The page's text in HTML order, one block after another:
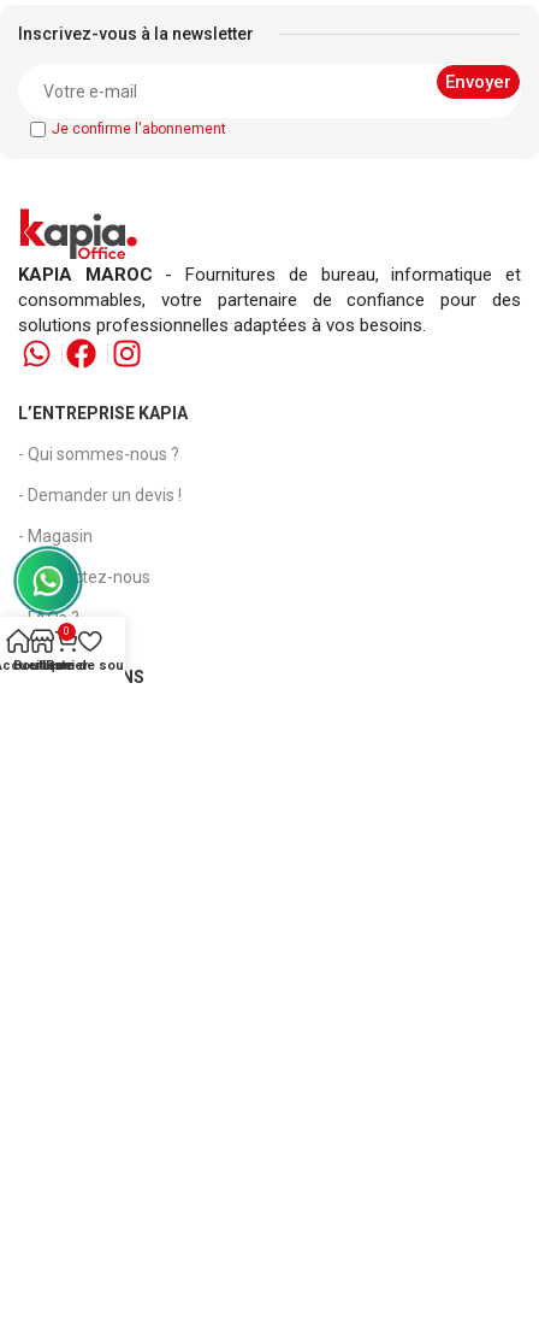
Inscrivez-vous à la newsletter
Je confirme l'abonnement
KAPIA MAROC - Fournitures de bureau, informatique et
consommables, votre partenaire de confiance pour des
solutions professionnelles adaptées à vos besoins.
L’ENTREPRISE KAPIA
- Qui sommes-nous ?
- Demander un devis !
- Magasin
- Contactez-nous
- FAQs ?
INFORMATIONS
Boutique
0
Panier
Liste de souhaits